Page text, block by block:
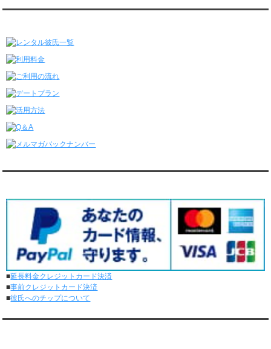
レンタル彼氏と3回のオンラインデートがありました。
レンタル彼氏と2回のオンラインデートがありました。
6/15～6/21
レンタル彼氏と4回のオンラインデートがありました。
6/8～6/14
レンタル彼氏と161回の通常デートがありました。
レンタル彼氏と3回のオンラインデートがありました。
6/1～6/7
レンタル彼氏と165回の通常デートがありました。
レンタル彼氏と153回の通常デートがありました。
レンタル彼氏と1回のオンラインデートがありました。
5/11～5/17
レンタル彼氏と164回の通常デートがありました。
レンタル彼氏と2回のオンラインデートがありました。
5/4～5/10
レンタル彼氏と151回の通常デートがありました。
レンタル彼氏と2回のオンラインデートがありました。
■延長料金クレジットカード決済
■事前クレジットカード決済
■彼氏へのチップについて